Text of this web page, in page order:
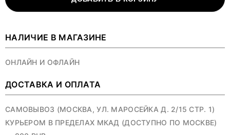
НАЛИЧИЕ В МАГАЗИНЕ
ОНЛАЙН И ОФЛАЙН
ДОСТАВКА И ОПЛАТА
САМОВЫВОЗ (МОСКВА, УЛ. МАРОСЕЙКА Д. 2/15 СТР. 1)
КУРЬЕРОМ В ПРЕДЕЛАХ МКАД (ДОСТУПНО ПО МОСКВЕ)